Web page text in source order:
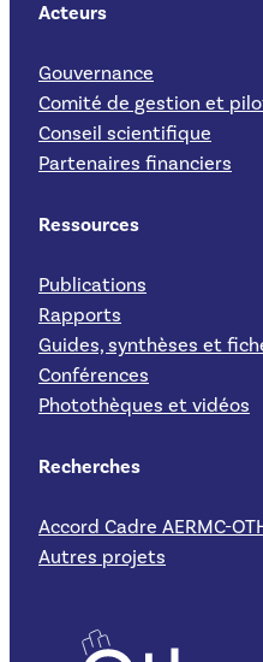
Acteurs
Gouvernance
Comité de gestion et
Conseil scientifique
Partenaires financiers
Ressources
Publications
Rapports
Guides, synthèses et
Conférences
Photothèques et vidéos
Recherches
Accord Cadre AERMC-
Autres projets